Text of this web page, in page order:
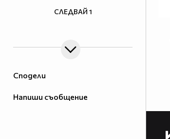
Сподели
Напиши съобщение
СЛЕДВАЙ 1